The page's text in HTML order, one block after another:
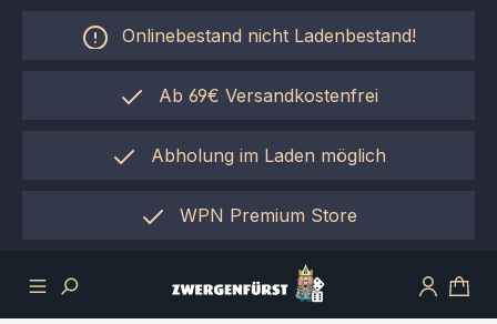
Zum Hauptinhalt springen
Onlinebestand nicht Ladenbestand!
Ab 69€ Versandkostenfrei
Abholung im Laden möglich
einfach per "Click&Collect"
WPN Premium Store